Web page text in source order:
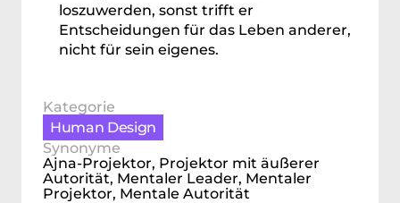
loszuwerden, sonst trifft er
Entscheidungen für das Leben anderer,
nicht für sein eigenes.
Kategorie
Human Design
Synonyme
Ajna-Projektor, Projektor mit äußerer
Autorität, Mentaler Leader, Mentaler
Projektor, Mentale Autorität